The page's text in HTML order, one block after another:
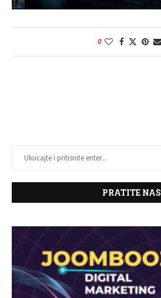
0
PRATITE NAS